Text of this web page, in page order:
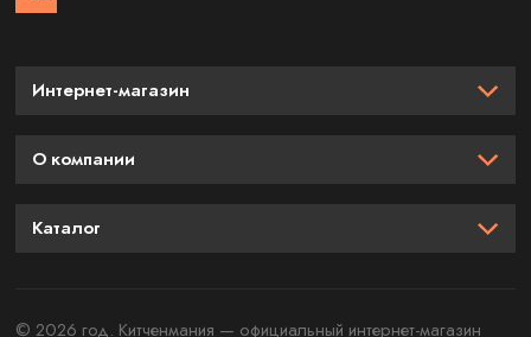
Интернет-магазин
О компании
Каталог
© 2026 год. Китченмания — официальный интернет-магазин